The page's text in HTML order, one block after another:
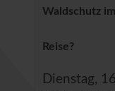
Waldschutz
Reise?
Dienstag,